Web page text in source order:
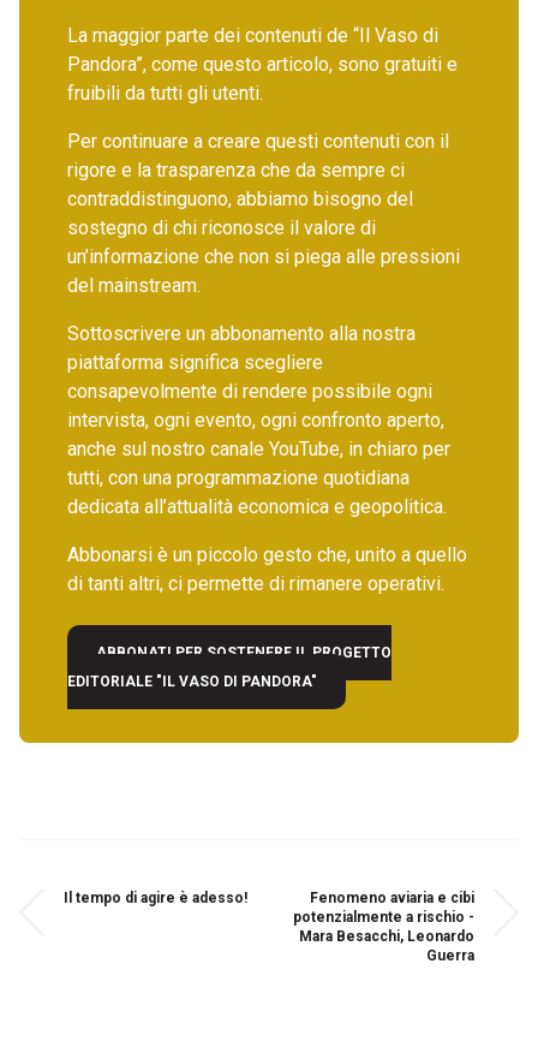
La maggior parte dei contenuti de “Il Vaso di
Pandora”, come questo articolo, sono gratuiti e
fruibili da tutti gli utenti.
Per continuare a creare questi contenuti con il
rigore e la trasparenza che da sempre ci
contraddistinguono, abbiamo bisogno del
sostegno di chi riconosce il valore di
un’informazione che non si piega alle pressioni
del mainstream.
Sottoscrivere un abbonamento alla nostra
piattaforma significa scegliere
consapevolmente di rendere possibile ogni
intervista, ogni evento, ogni confronto aperto,
anche sul nostro canale YouTube, in chiaro per
tutti, con una programmazione quotidiana
dedicata all’attualità economica e geopolitica.
Abbonarsi è un piccolo gesto che, unito a quello
di tanti altri, ci permette di rimanere operativi.
ABBONATI PER SOSTENERE IL PROGETTO
EDITORIALE "IL VASO DI PANDORA"
Il tempo di agire è adesso!
Fenomeno aviaria e cibi
potenzialmente a rischio -
Mara Besacchi, Leonardo
Guerra